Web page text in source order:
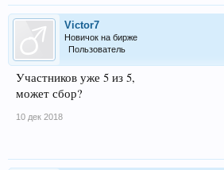
Victor7
Новичок на бирже
Пользователь
Участников уже 5 из 5,
может сбор?
10 дек 2018